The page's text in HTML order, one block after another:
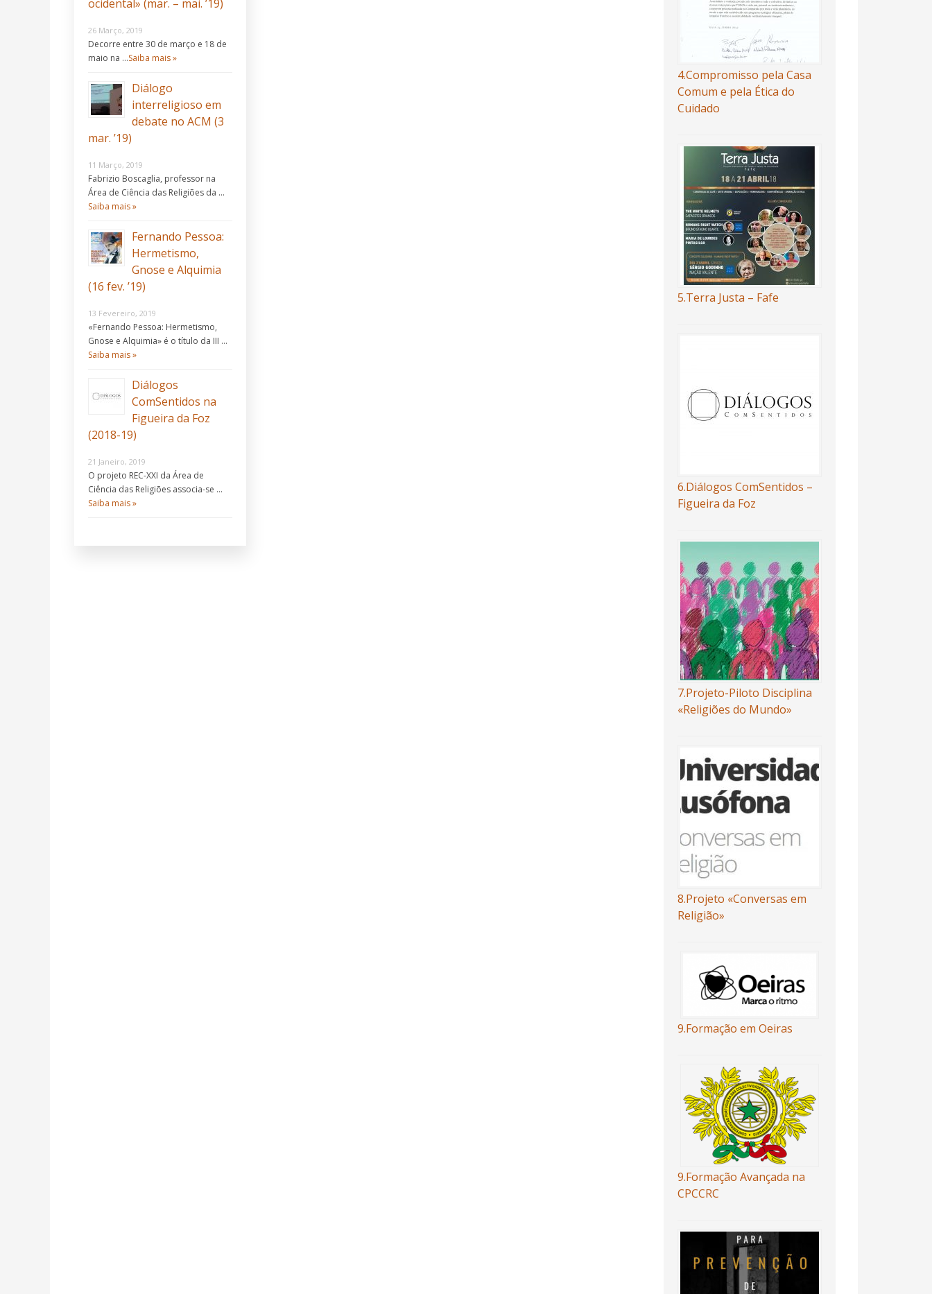
ocidental» (mar. – mai. ’19)
26 Março, 2019
Decorre entre 30 de março e 18 de
maio na …Saiba mais »
Diálogo
interreligioso em
debate no ACM (3
mar. ’19)
11 Março, 2019
Fabrizio Boscaglia, professor na
Área de Ciência das Religiões da …
Saiba mais »
Fernando Pessoa:
Hermetismo,
Gnose e Alquimia
(16 fev. ’19)
13 Fevereiro, 2019
«Fernando Pessoa: Hermetismo,
Gnose e Alquimia» é o título da III …
Saiba mais »
Diálogos
ComSentidos na
Figueira da Foz
(2018-19)
21 Janeiro, 2019
O projeto REC-XXI da Área de
Ciência das Religiões associa-se …
Saiba mais »
4.Compromisso pela Casa
Comum e pela Ética do
Cuidado
5.Terra Justa – Fafe
6.Diálogos ComSentidos –
Figueira da Foz
7.Projeto-Piloto Disciplina
«Religiões do Mundo»
8.Projeto «Conversas em
Religião»
9.Formação em Oeiras
9.Formação Avançada na
CPCCRC